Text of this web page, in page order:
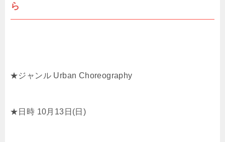
ら
★ジャンル Urban Choreography
★日時 10月13日(日)